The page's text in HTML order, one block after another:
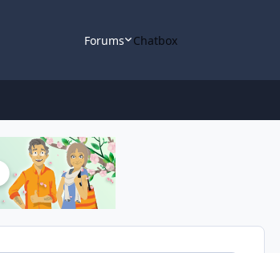
Forums Chatbox